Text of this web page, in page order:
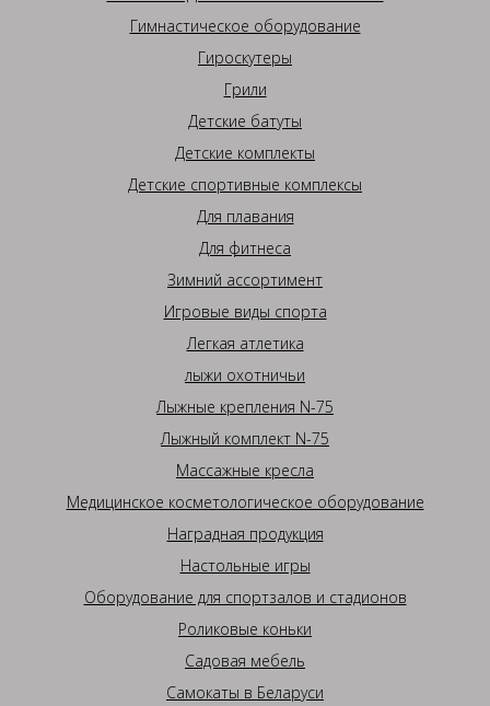
Гимнастическое оборудование
Гироскутеры
Грили
Детские батуты
Детские комплекты
Детские спортивные комплексы
Для плавания
Для фитнеса
Зимний ассортимент
Игровые виды спорта
Легкая атлетика
лыжи охотничьи
Лыжные крепления N-75
Лыжный комплект N-75
Массажные кресла
Медицинское косметологическое оборудование
Наградная продукция
Настольные игры
Оборудование для спортзалов и стадионов
Роликовые коньки
Садовая мебель
Самокаты в Беларуси